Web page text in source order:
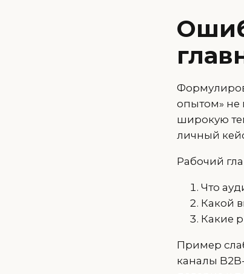
опытом» не
широкую
личный
Рабочий
Что
Какой
Какие
Пример
каналы